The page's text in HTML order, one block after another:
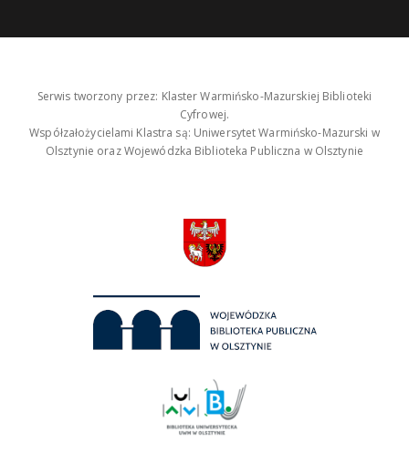
Serwis tworzony przez: Klaster Warmińsko-Mazurskiej Biblioteki
Cyfrowej.
Współzałożycielami Klastra są: Uniwersytet Warmińsko-Mazurski w
Olsztynie oraz Wojewódzka Biblioteka Publiczna w Olsztynie